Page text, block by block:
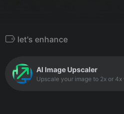
let's enhance
AI Image Upscaler